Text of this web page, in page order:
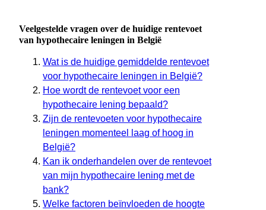
Veelgestelde vragen over de huidige rentevoet
van hypothecaire leningen in België
Wat is de huidige gemiddelde rentevoet
voor hypothecaire leningen in België?
Hoe wordt de rentevoet voor een
hypothecaire lening bepaald?
Zijn de rentevoeten voor hypothecaire
leningen momenteel laag of hoog in
België?
Kan ik onderhandelen over de rentevoet
van mijn hypothecaire lening met de
bank?
Welke factoren beïnvloeden de hoogte